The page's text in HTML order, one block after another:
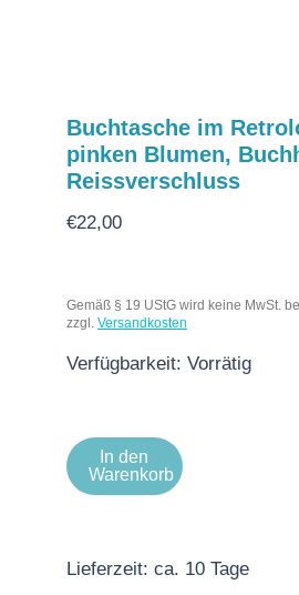
Buchtasche im
pinken Blumen,
Reissverschluss
€22,00
Gemäß § 19 UStG wird keine MwSt.
zzgl. Versandkosten
Verfügbarkeit: Vorrätig
In den
Warenkorb
Lieferzeit: ca. 10 Tage